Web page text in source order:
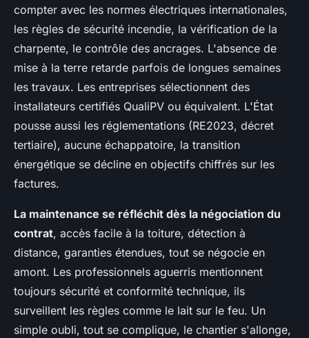
compter avec les normes électriques internationales,
les règles de sécurité incendie, la vérification de la
charpente, le contrôle des ancrages. L'absence de
mise à la terre retarde parfois de longues semaines
les travaux. Les entreprises sélectionnent des
installateurs certifiés QualiPV ou équivalent. L'État
pousse aussi les réglementations (RE2023, décret
tertiaire), aucune échappatoire, la transition
énergétique se décline en objectifs chiffrés sur les
factures.
La maintenance se réfléchit dès la négociation du
contrat, accès facile à la toiture, détection à
distance, garanties étendues, tout se négocie en
amont. Les professionnels aguerris mentionnent
toujours sécurité et conformité technique, ils
surveillent les règles comme le lait sur le feu. Un
simple oubli, tout se complique, le chantier s'allonge,